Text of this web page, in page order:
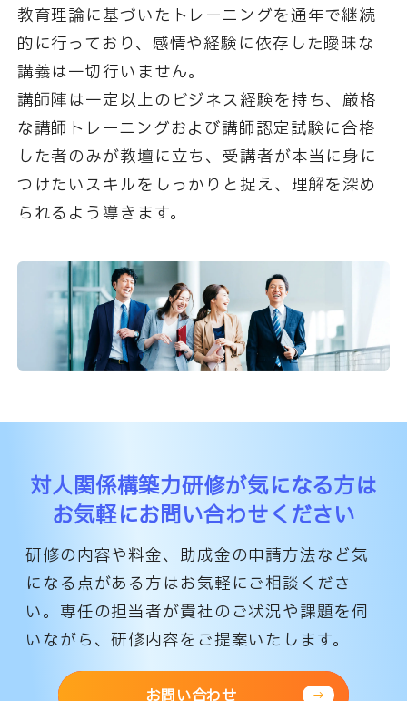
教育理論に基づいたトレーニングを通年で継続
的に行っており、感情や経験に依存した曖昧な
講義は一切行いません。
講師陣は一定以上のビジネス経験を持ち、厳格
な講師トレーニングおよび講師認定試験に合格
した者のみが教壇に立ち、受講者が本当に身に
つけたいスキルをしっかりと捉え、理解を深め
られるよう導きます。
対人関係構築力研修が気になる方は
お気軽にお問い合わせください
研修の内容や料金、助成金の申請方法など気
になる点がある方はお気軽にご相談くださ
い。 専任の担当者が貴社のご状況や課題を伺
いながら、研修内容をご提案いたします。
お問い合わせ